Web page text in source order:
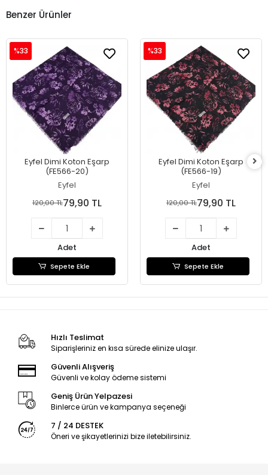
Benzer Ürünler
Eyfel Dimi Koton Eşarp
(FE566-20)
Eyfel
%33
120,00 TL79,90 TL
Adet
Sepete Ekle
Eyfel Dimi Koton Eşarp
(FE566-19)
Eyfel
%33
120,00 TL79,90 TL
Adet
Sepete Ekle
Hızlı Teslimat
Siparişleriniz en kısa sürede elinize ulaşır.
Güvenli Alışveriş
Güvenli ve kolay ödeme sistemi
Geniş Ürün Yelpazesi
Binlerce ürün ve kampanya seçeneği
7 / 24 DESTEK
Öneri ve şikayetlerinizi bize iletebilirsiniz.